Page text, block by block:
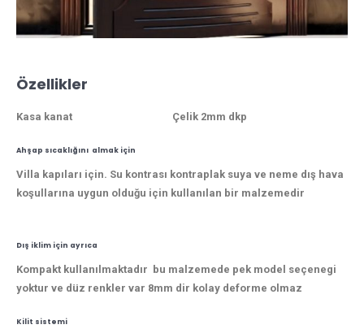
Özellikler
Kasa kanat Çelik 2mm dkp
Ahşap sıcaklığını almak için
Villa kapıları için. Su kontrası kontraplak suya ve neme dış hava
koşullarına uygun olduğu için kullanılan bir malzemedir
Dış iklim için ayrıca
Kompakt kullanılmaktadır bu malzemede pek model seçenegi
yoktur ve düz renkler var 8mm dir kolay deforme olmaz
Kilit sistemi